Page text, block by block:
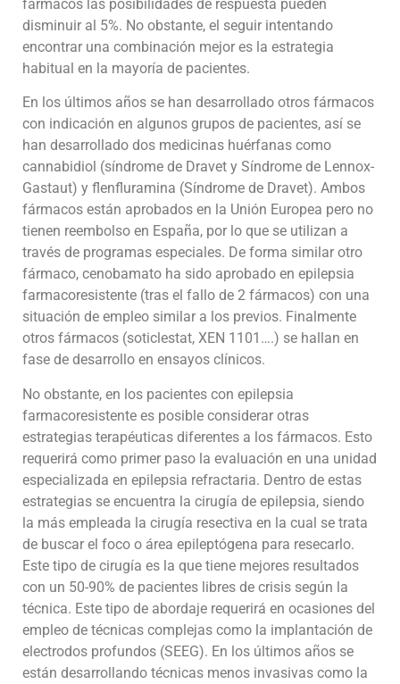
fármacos las posibilidades de respuesta pueden
disminuir al 5%. No obstante, el seguir intentando
encontrar una combinación mejor es la estrategia
habitual en la mayoría de pacientes.
En los últimos años se han desarrollado otros fármacos
con indicación en algunos grupos de pacientes, así se
han desarrollado dos medicinas huérfanas como
cannabidiol (síndrome de Dravet y Síndrome de Lennox-
Gastaut) y flenfluramina (Síndrome de Dravet). Ambos
fármacos están aprobados en la Unión Europea pero no
tienen reembolso en España, por lo que se utilizan a
través de programas especiales. De forma similar otro
fármaco, cenobamato ha sido aprobado en epilepsia
farmacoresistente (tras el fallo de 2 fármacos) con una
situación de empleo similar a los previos. Finalmente
otros fármacos (soticlestat, XEN 1101….) se hallan en
fase de desarrollo en ensayos clínicos.
No obstante, en los pacientes con epilepsia
farmacoresistente es posible considerar otras
estrategias terapéuticas diferentes a los fármacos. Esto
requerirá como primer paso la evaluación en una unidad
especializada en epilepsia refractaria. Dentro de estas
estrategias se encuentra la cirugía de epilepsia, siendo
la más empleada la cirugía resectiva en la cual se trata
de buscar el foco o área epileptógena para resecarlo.
Este tipo de cirugía es la que tiene mejores resultados
con un 50-90% de pacientes libres de crisis según la
técnica. Este tipo de abordaje requerirá en ocasiones del
empleo de técnicas complejas como la implantación de
electrodos profundos (SEEG). En los últimos años se
están desarrollando técnicas menos invasivas como la